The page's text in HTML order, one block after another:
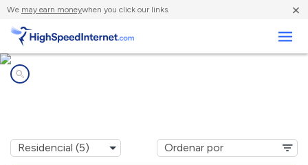
We may earn moneywhen you click our links. ×